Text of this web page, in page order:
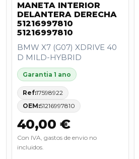
MANETA INTERIOR
DELANTERA DERECHA
51216997810
51216997810
BMW X7 (G07) XDRIVE 40
D MILD-HYBRID
Garantia 1 ano
Ref:17598922
OEM:51216997810
40,00 €
Con IVA, gastos de envio no
incluidos.